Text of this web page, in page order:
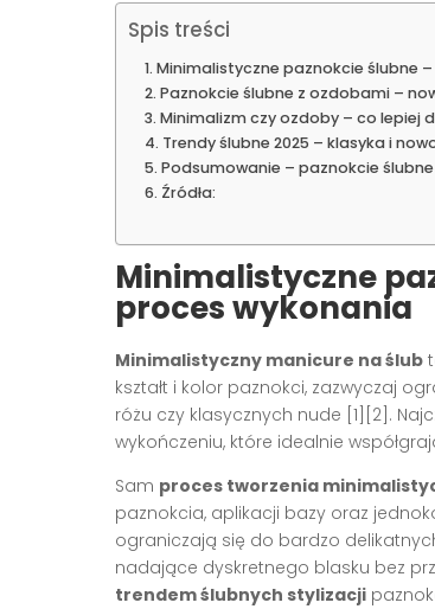
Spis treści
Minimalistyczne paznokcie ślubne
Paznokcie ślubne z ozdobami –
Minimalizm czy ozdoby – co lepiej
Trendy ślubne 2025 – klasyka i
Podsumowanie – paznokcie
Źródła:
Minimalistyczne
proces wykonania
Minimalistyczny manicure na ślub
kształt i kolor paznokci, zazwyczaj
różu czy klasycznych nude [1][2].
wykończeniu, które idealnie
Sam proces tworzenia
paznokcia, aplikacji bazy oraz
ograniczają się do bardzo
nadające dyskretnego blasku bez
trendem ślubnych stylizacji